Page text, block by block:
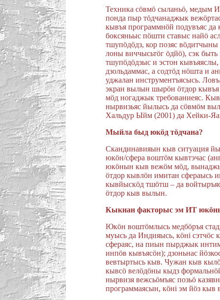
Техника сöвмö сыланьö, медым
понда пыр тöдчанаджык
кывъя программнöй подувъяс
боксяньыс пöшти ставыс найö
тшупöдöдз, кор позяс
лоны виччысьтöг öдйö), сэк
тшупöдöдзыс и эстон
дзольдаммас, а содтöд нöшта и
уджалан инструментъясысь.
экран вылын шырöн öтдор кывъя
мöд ногаджык требованиеяс.
нырвизьяс йылысь да сöвмöм
Хальдур Ыйм (2001) да Хейки-
Мыйла быд юкöд тöдчана?
Скандинавияын кыв ситуация
юкöн/сфера воштöм кывтэчас
юкöнын кыв вежöм мöд,
öтдор кывлöн имитан сфераысь
кывйыскöд тшöтш – да
öтдор кыв вылын.
Кыкнан факторыс эм ИТ
Юкöн воштöмлысь медбöръя
муысь да Индияысь, кöнi сэтчöс
сфераяс, на пиын пырджык
инпöв кывъясöн); дзоньнас
вевтыртысь кыв. Чужан кыв
кывсö велöдöны кыдз
нырвизя вежсьöмъяс позьö
программаясын, кöнi эм йöз кыв